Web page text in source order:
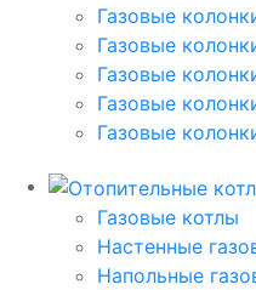
Газовые
Газовые
Газовые
Газовые
Газовые
Газовые котлы
Настенные
Напольные